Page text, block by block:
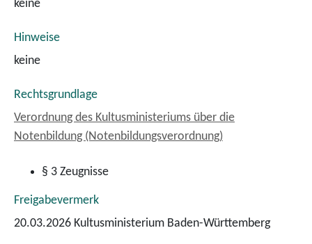
keine
Hinweise
keine
Rechtsgrundlage
Verordnung des Kultusministeriums über die
Notenbildung (Notenbildungsverordnung)
§ 3 Zeugnisse
Freigabevermerk
20.03.2026 Kultusministerium Baden-Württemberg